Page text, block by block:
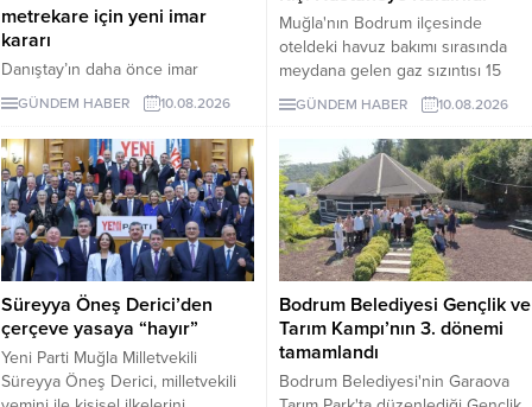
metrekare için yeni imar
kararı
Danıştay’ın daha önce imar
planlarını iptal ettiği Ortakent’te,
Hazineye ait yaklaşık 650 bin
metrekarelik alan için konut,
ticaret, turizm ve özel tesis
kullanımları içeren yeni planlar
onaylandı.
GÜNDEM HABER 10.08.2026
Muğla'nın Bodrum ilçesinde
oteldeki havuz bakımı sırasında
meydana gelen gaz sızıntısı 15
kişiyi etkiledi.
GÜNDEM HABER 10.08.2026
Süreyya Öneş Derici’den
çerçeve yasaya “hayır”
Yeni Parti Muğla Milletvekili
Süreyya Öneş Derici, milletvekili
Bodrum Belediyesi Gençlik ve
Tarım Kampı’nın 3. dönemi
tamamlandı
Bodrum Belediyesi'nin Garaova